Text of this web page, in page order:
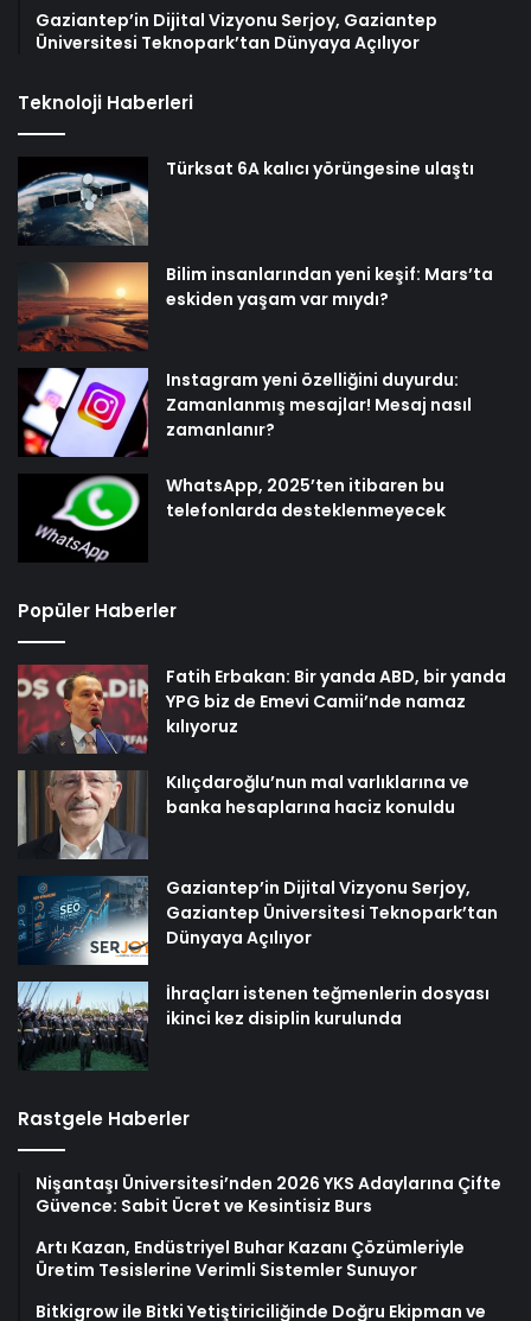
Gaziantep’in Dijital Vizyonu Serjoy, Gaziantep
Üniversitesi Teknopark’tan Dünyaya Açılıyor
Teknoloji Haberleri
Türksat 6A kalıcı yörüngesine ulaştı
Bilim insanlarından yeni keşif: Mars’ta
eskiden yaşam var mıydı?
Instagram yeni özelliğini duyurdu:
Zamanlanmış mesajlar! Mesaj nasıl
zamanlanır?
WhatsApp, 2025’ten itibaren bu
telefonlarda desteklenmeyecek
Popüler Haberler
Fatih Erbakan: Bir yanda ABD, bir yanda
YPG biz de Emevi Camii’nde namaz
kılıyoruz
Kılıçdaroğlu’nun mal varlıklarına ve
banka hesaplarına haciz konuldu
Gaziantep’in Dijital Vizyonu Serjoy,
Gaziantep Üniversitesi Teknopark’tan
Dünyaya Açılıyor
İhraçları istenen teğmenlerin dosyası
ikinci kez disiplin kurulunda
Rastgele Haberler
Nişantaşı Üniversitesi’nden 2026 YKS Adaylarına Çifte
Güvence: Sabit Ücret ve Kesintisiz Burs
Artı Kazan, Endüstriyel Buhar Kazanı Çözümleriyle
Üretim Tesislerine Verimli Sistemler Sunuyor
Bitkigrow ile Bitki Yetiştiriciliğinde Doğru Ekipman ve